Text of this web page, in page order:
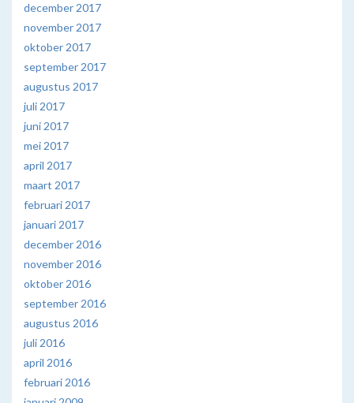
december 2017
november 2017
oktober 2017
september 2017
augustus 2017
juli 2017
juni 2017
mei 2017
april 2017
maart 2017
februari 2017
januari 2017
december 2016
november 2016
oktober 2016
september 2016
augustus 2016
juli 2016
april 2016
februari 2016